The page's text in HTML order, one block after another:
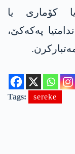
کۆماری یا
پەکەکێ،
Tags: sereke